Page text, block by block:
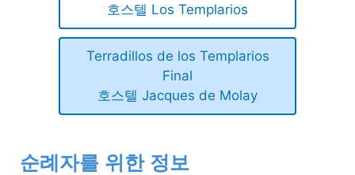
호스텔 Los Templarios
Terradillos de los Templarios
Final
호스텔 Jacques de Molay
순례자를 위한 정보